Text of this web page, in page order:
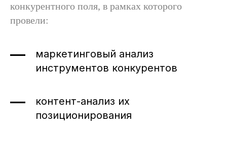
конкурентного поля, в рамках которого
провели:
маркетинговый анализ
инструментов конкурентов
контент-анализ их
позиционирования